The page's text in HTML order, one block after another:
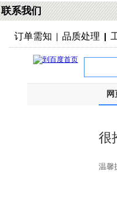
联系我们
订单需知 品质处理